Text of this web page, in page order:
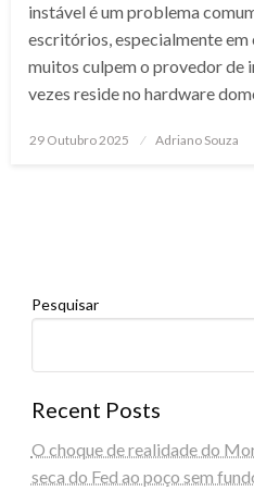
instável é um problema
escritórios, especialmente em
muitos culpem o provedor de
vezes reside no hardware
Posted
29 Outubro 2025 Adriano Souza
Pesquisar
Recent Posts
O choque de realidade do
seca do Fed ao poço sem